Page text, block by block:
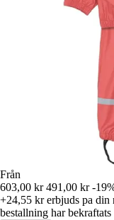
Från
603,00 kr 491,00 kr -
+24,55 krerbjuds pa din
bestallning har bekraftats